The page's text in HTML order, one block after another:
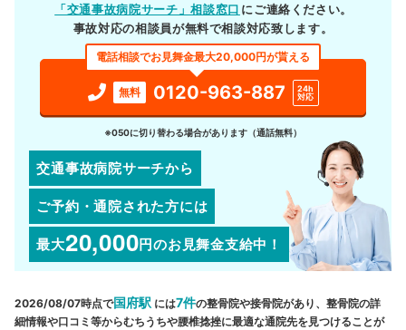
「交通事故病院サーチ」相談窓口 にご連絡ください。
事故対応の相談員が無料で相談対応致します。
電話相談でお見舞金最大20,000円が貰える
無料 0120-963-887
24h
対応
※050に切り替わる場合があります（通話無料）
交通事故病院サーチから
ご予約・通院された方には
最大20,000円のお見舞金支給中！
2026/08/07時点で国府駅 には7件の整骨院や接骨院があり、整骨院の詳
細情報や口コミ等からむちうちや腰椎捻挫に最適な通院先を見つけることが